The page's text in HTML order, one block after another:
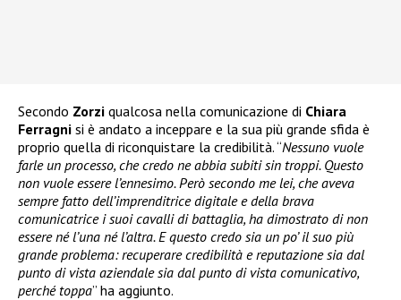
Secondo Zorzi qualcosa nella comunicazione di Chiara
Ferragni si è andato a inceppare e la sua più grande sfida è
proprio quella di riconquistare la credibilità. “Nessuno vuole
farle un processo, che credo ne abbia subiti sin troppi. Questo
non vuole essere l’ennesimo. Però secondo me lei, che aveva
sempre fatto dell’imprenditrice digitale e della brava
comunicatrice i suoi cavalli di battaglia, ha dimostrato di non
essere né l’una né l’altra. E questo credo sia un po’ il suo più
grande problema: recuperare credibilità e reputazione sia dal
punto di vista aziendale sia dal punto di vista comunicativo,
perché toppa” ha aggiunto.